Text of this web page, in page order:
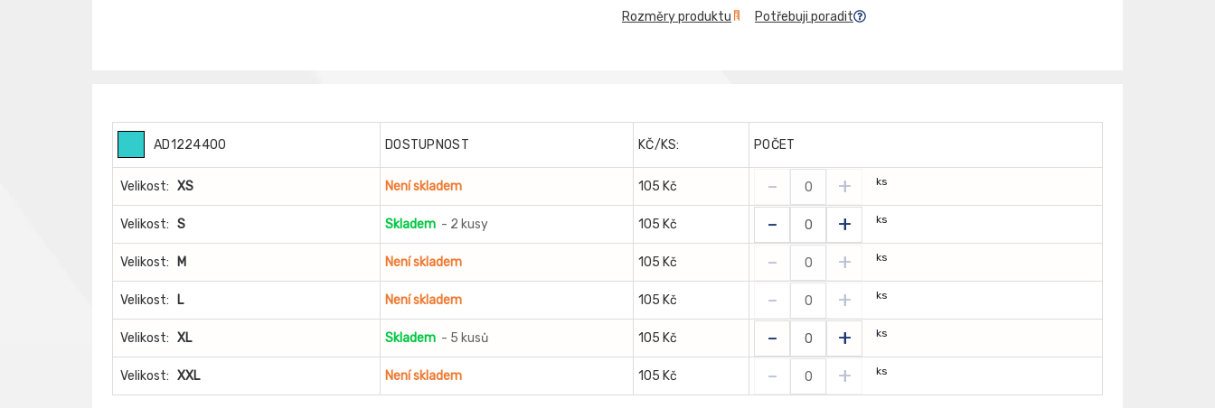
Rozměry produktu Potřebuji poradit
AD1224400 DOSTUPNOST KČ/KS: POČET
Velikost: XS Není skladem 105 Kč - + ks
Velikost: S Skladem - 2 kusy 105 Kč - + ks
Velikost: M Není skladem 105 Kč - + ks
Velikost: L Není skladem 105 Kč - + ks
Velikost: XL Skladem - 5 kusů 105 Kč - + ks
Velikost: XXL Není skladem 105 Kč - + ks